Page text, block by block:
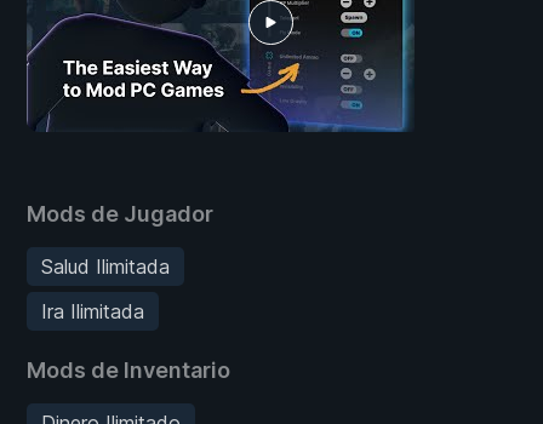
Mods de Jugador
Salud Ilimitada
Ira Ilimitada
Mods de Inventario